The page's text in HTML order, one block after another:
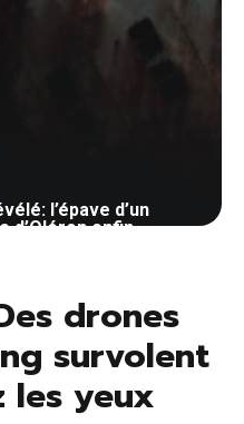
l’épave d’un
d’Oléron enfin
drones
survolent
les yeux